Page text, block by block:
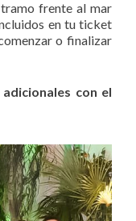
frente al mar
en tu ticket
o finalizar
con el